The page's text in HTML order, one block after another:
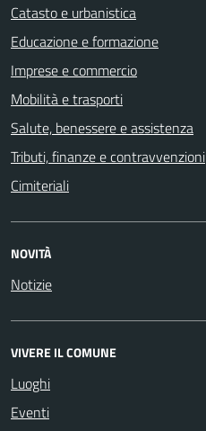
Catasto e urbanistica
Educazione e formazione
Imprese e commercio
Mobilità e trasporti
Salute, benessere e assistenza
Tributi, finanze e contravvenzioni
Cimiteriali
NOVITÀ
Notizie
VIVERE IL COMUNE
Luoghi
Eventi